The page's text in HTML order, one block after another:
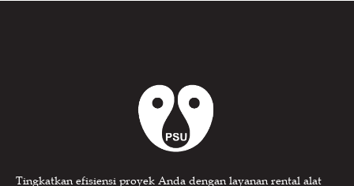
Tingkatkan efisiensi proyek Anda dengan layanan rental alat